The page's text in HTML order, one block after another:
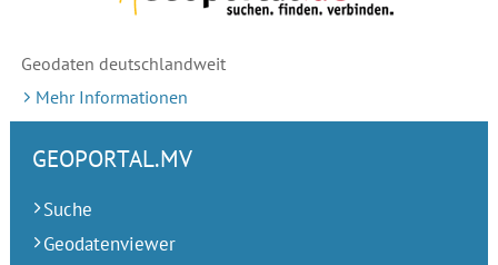
Geodaten deutschlandweit
Mehr Informationen
GEOPORTAL.MV
Suche
Geodatenviewer